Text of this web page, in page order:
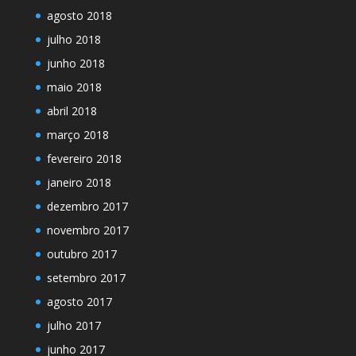
agosto 2018
julho 2018
junho 2018
maio 2018
abril 2018
março 2018
fevereiro 2018
janeiro 2018
dezembro 2017
novembro 2017
outubro 2017
setembro 2017
agosto 2017
julho 2017
junho 2017